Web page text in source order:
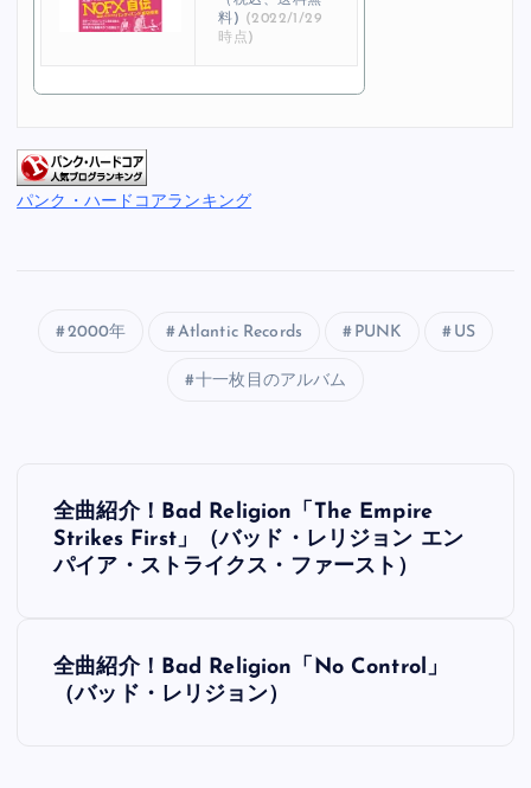
料) (2022/1/29
時点)
パンク・ハードコアランキング
2000年 Atlantic Records PUNK US
十一枚目のアルバム
投
稿
ビ
全曲紹介！Bad Religion「The Empire
Strikes First」（バッド・レリジョン エン
パイア・ストライクス・ファースト）
全曲紹介！Bad Religion「No Control」
（バッド・レリジョン）